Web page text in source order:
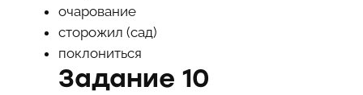
очарование
сторожил (сад)
поклониться
Задание 10